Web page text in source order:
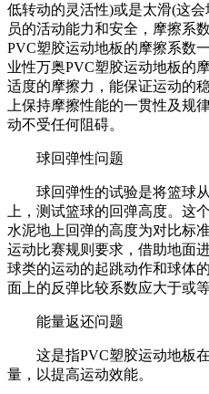
低转动的灵活性)或是太滑(这
员的活动能力和安全，摩擦系
PVC塑胶运动地板的摩擦系数
业性万奥PVC塑胶运动地板的
适度的摩擦力，能保证运动的
上保持摩擦性能的一贯性及规
动不受任何阻碍。
球回弹性问题
球回弹性的试验是将篮球
上，测试篮球的回弹高度。这
水泥地上回弹的高度为对比标
运动比赛规则要求，借助地面
球类的运动的起跳动作和球体
面上的反弹比较系数应大于或等
能量返还问题
这是指PVC塑胶运动地板
量，以提高运动效能。